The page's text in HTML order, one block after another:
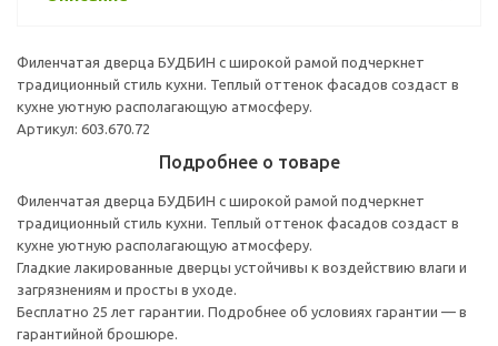
Филенчатая дверца БУДБИН с широкой рамой подчеркнет
традиционный стиль кухни. Теплый оттенок фасадов создаст в
кухне уютную располагающую атмосферу.
Артикул: 603.670.72
Подробнее о товаре
Филенчатая дверца БУДБИН с широкой рамой подчеркнет
традиционный стиль кухни. Теплый оттенок фасадов создаст в
кухне уютную располагающую атмосферу.
Гладкие лакированные дверцы устойчивы к воздействию влаги и
загрязнениям и просты в уходе.
Бесплатно 25 лет гарантии. Подробнее об условиях гарантии — в
гарантийной брошюре.